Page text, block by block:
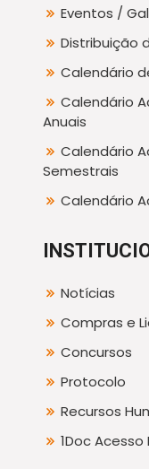
Eventos /
Distribuição
Calendário
Calendário
Anuais
Calendário
Semestrais
Calendário
Notícias
Compras e
Concursos
Protocolo
Recursos
1Doc